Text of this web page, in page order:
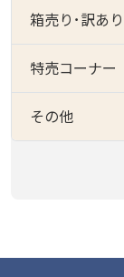
箱売り･訳あり
特売コーナー
その他